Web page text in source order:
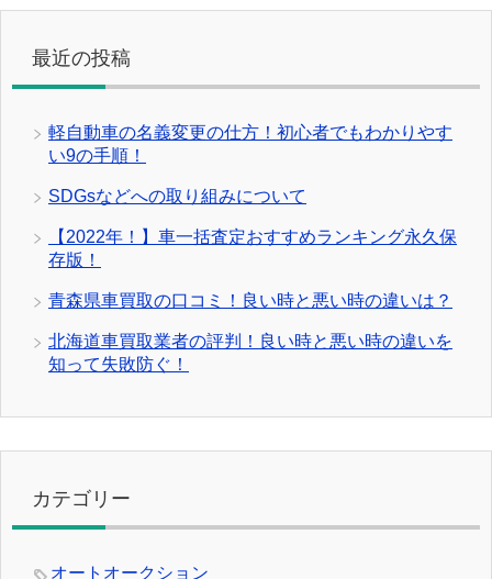
最近の投稿
軽自動車の名義変更の仕方！初心者でもわかりやす
い9の手順！
SDGsなどへの取り組みについて
【2022年！】車一括査定おすすめランキング永久保
存版！
青森県車買取の口コミ！良い時と悪い時の違いは？
北海道車買取業者の評判！良い時と悪い時の違いを
知って失敗防ぐ！
カテゴリー
オートオークション